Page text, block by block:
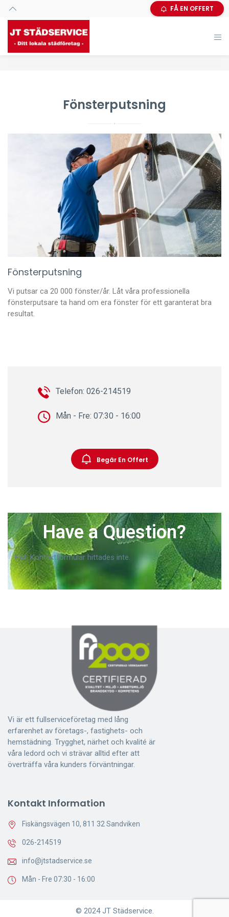
FÅ EN OFFERT
Fönsterputsning
Fönsterputsning
Vi putsar ca 20 000 fönster/år. Låt våra professionella
fönsterputsare ta hand om era fönster för ett garanterat bra
resultat.
Telefon: 026-214519
Mån - Fre: 07:30 - 16:00
Begär En Offert
Have a Question?
Fel:Kontaktformulär hittades inte.
Vi är ett fullserviceföretag med lång
erfarenhet av företags-, fastighets- och
hemstädning. Trygghet, närhet och kvalité är
våra ledord och vi strävar alltid efter att
överträffa våra kunders förväntningar.
Kontakt Information
Fiskängsvägen 10, 811 32 Sandviken
026-214519
info@jtstadservice.se
Mån - Fre 07:30 - 16:00
© 2024 JT Städservice.